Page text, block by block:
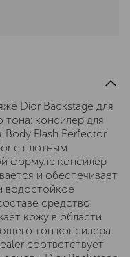
Dior Backstage для
консилер для
Body Flash Perfector
с плотным
формуле консилер
и обеспечивает
водостойкое
средство
кожу в области
тон консилера
соответствует